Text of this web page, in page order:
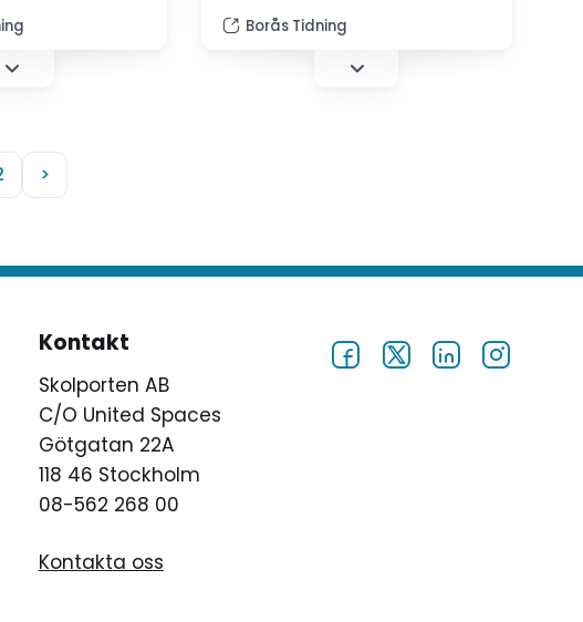
hur lärare
ledarplats.
Borås Tidning
>
Kontakt
Skolporten AB
C/O United Spaces
Götgatan 22A
118 46 Stockholm
08-562 268 00
Kontakta oss